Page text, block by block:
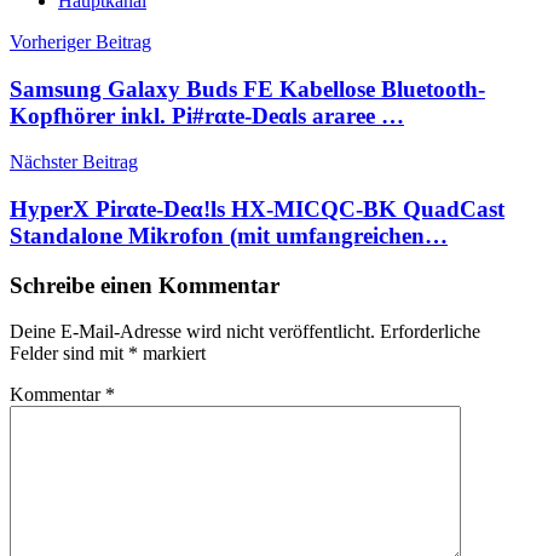
Beitragsnavigation
Vorheriger Beitrag
Samsung Galaxy Buds FE Kabellose Bluetooth-
Kopfhörer inkl. Pi#rαtе-Dеαls araree …
Nächster Beitrag
HyperX Pirαtе-Dеα!ls HX-MICQC-BK QuadCast
Standalone Mikrofon (mit umfangreichen…
Schreibe einen Kommentar
Deine E-Mail-Adresse wird nicht veröffentlicht. Erforderliche
Felder sind mit * markiert
Kommentar *